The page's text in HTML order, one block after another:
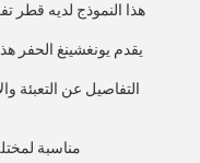
يقدم يونغشينغ الحفر